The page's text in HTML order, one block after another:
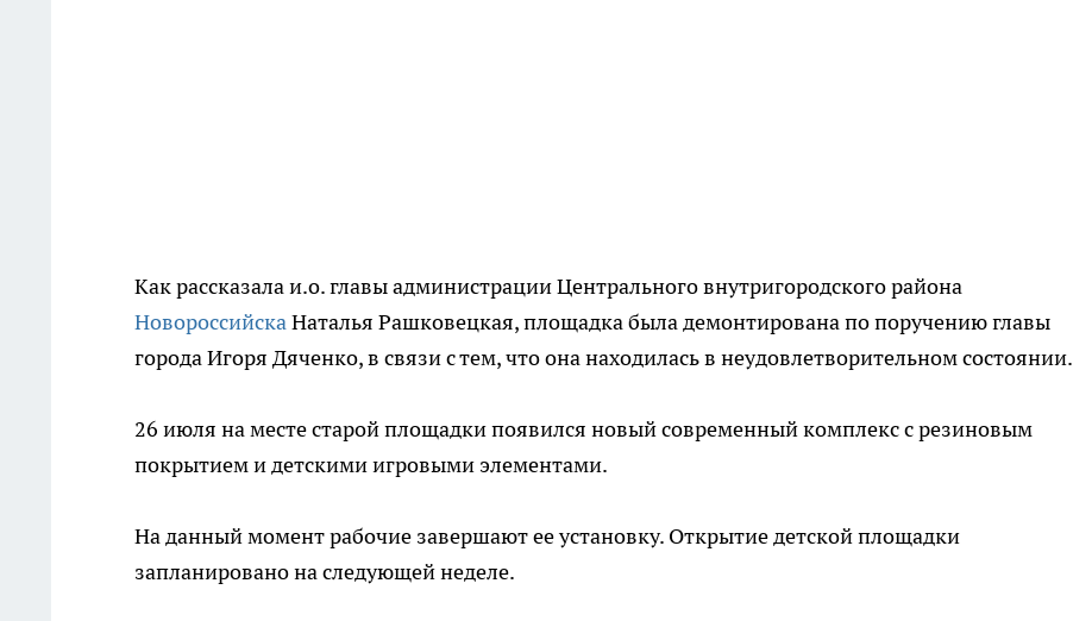
Как рассказала и.о. главы администрации Центрального внутригородского района
НовороссийскаНаталья Рашковецкая, площадка была демонтирована по поручению главы
города Игоря Дяченко, в связи с тем, что она находилась в неудовлетворительном состоянии.
26 июля на месте старой площадки появился новый современный комплекс с резиновым
покрытием и детскими игровыми элементами.
На данный момент рабочие завершают ее установку. Открытие детской площадки
запланировано на следующей неделе.